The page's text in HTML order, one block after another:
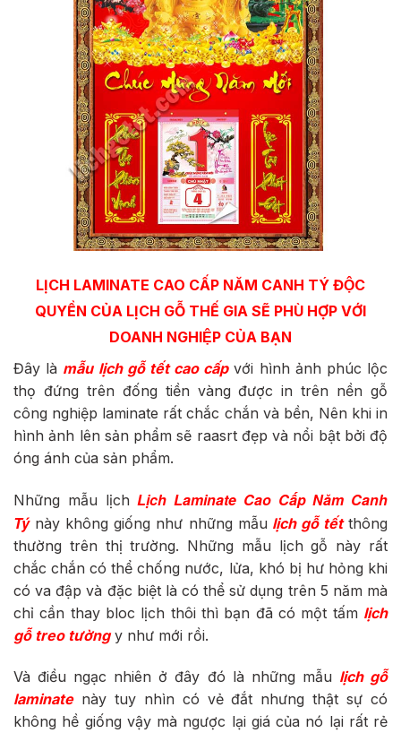
LỊCH LAMINATE CAO CẤP NĂM CANH TÝ ĐỘC
QUYỀN CỦA LỊCH GỖ THẾ GIA SẼ PHÙ HỢP VỚI
DOANH NGHIỆP CỦA BẠN
Đây là mẫu lịch gỗ tết cao cấpvới hình ảnh phúc lộc
thọ đứng trên đống tiền vàng được in trên nền gỗ
công nghiệp laminate rất chắc chắn và bền, Nên khi in
hình ảnh lên sản phẩm sẽ raasrt đẹp và nổi bật bởi độ
óng ánh của sản phẩm.
Những mẫu lịchLịch Laminate Cao Cấp Năm Canh
Týnày không giống như những mẫu lịch gỗ tếtthông
thường trên thị trường. Những mẫu lịch gỗ này rất
chắc chắn có thể chống nước, lửa, khó bị hư hỏng khi
có va đập và đặc biệt là có thể sử dụng trên 5 năm mà
chỉ cần thay bloc lịch thôi thì bạn đã có một tấm lịch
gỗ treo tườngy như mới rồi.
Và điều ngạc nhiên ở đây đó là những mẫu lịch gỗ
laminatenày tuy nhìn có vẻ đắt nhưng thật sự có
không hề giống vậy mà ngược lại giá của nó lại rất rẻ